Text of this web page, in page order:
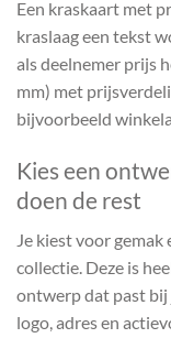
Een kraskaart met
kraslaag een tekst
als deelnemer prijs
mm) met
bijvoorbeeld
Kies een
doen de rest
Je kiest voor
collectie. Deze is
ontwerp dat past
logo, adres en